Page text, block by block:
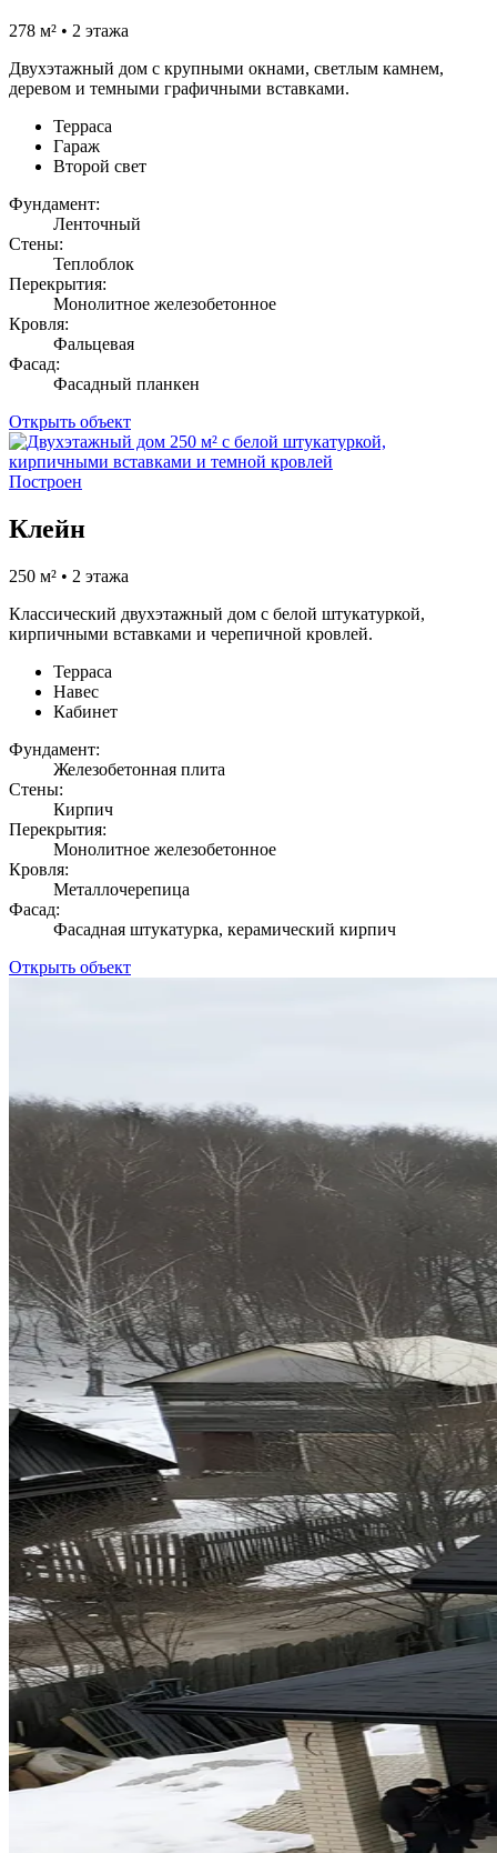
278 м² • 2 этажа
Двухэтажный дом с крупными окнами, светлым камнем,
деревом и темными графичными вставками.
Терраса
Гараж
Второй свет
Фундамент:
Ленточный
Стены:
Теплоблок
Перекрытия:
Монолитное железобетонное
Кровля:
Фальцевая
Фасад:
Фасадный планкен
Открыть объект
Построен
Клейн
250 м² • 2 этажа
Классический двухэтажный дом с белой штукатуркой,
кирпичными вставками и черепичной кровлей.
Терраса
Навес
Кабинет
Фундамент:
Железобетонная плита
Стены:
Кирпич
Перекрытия:
Монолитное железобетонное
Кровля:
Металлочерепица
Фасад:
Фасадная штукатурка, керамический кирпич
Открыть объект